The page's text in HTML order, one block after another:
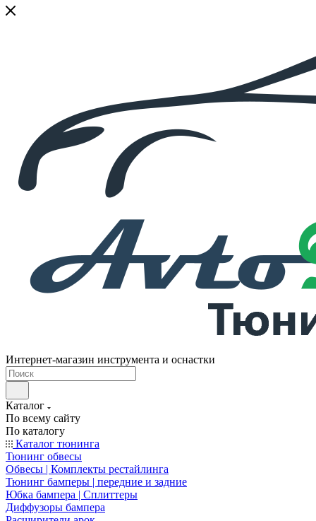
Интернет-магазин инструмента и оснастки
Каталог
По всему сайту
По каталогу
Каталог тюнинга
Тюнинг обвесы
Обвесы | Комплекты рестайлинга
Тюнинг бамперы | передние и задние
Юбка бампера | Сплиттеры
Диффузоры бампера